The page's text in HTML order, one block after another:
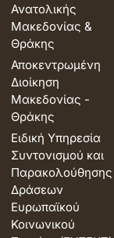
Ανατολικής
Μακεδονίας &
Θράκης
Αποκεντρωμένη
Διοίκηση
Μακεδονίας -
Θράκης
Ειδική Υπηρεσία
Συντονισμού και
Παρακολούθησης
Δράσεων
Ευρωπαϊκού
Κοινωνικού